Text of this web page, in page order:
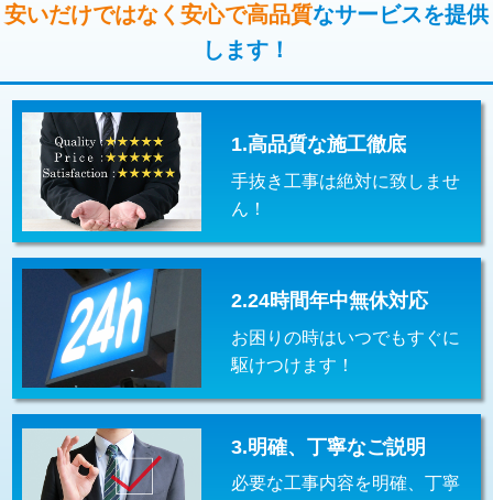
追加人工 16,500円
止水・漏水調査・防水処理・清掃・修
理・調整・分解・加工など（中作業）
22,000円
止水・漏水調査・防水処理・清掃・修
理・調整・分解・加工など（重作業）
33,000円
その他部品の脱着 8,800円～
交換・取付（タンク） 22,000円+材料費
交換・取付(単水栓（壁付・デッキ
式）)
13,200円+材料費
交換・取付(混合水栓（壁付・デッキ
式・ワンホール）)
16,500円+材料費
交換・取付(排水栓・排水トラップ
（P/S/ポップアップ））
22,000円+材料費
交換・取付（その他部品） 11,000円+材料費
持込商品取付（単水栓） 13,200円
安いだけではなく安心で高品質なサービスを提供
します！
1.高品質な施工徹底
手抜き工事は絶対に致しませ
ん！
2.24時間年中無休対応
お困りの時はいつでもすぐに
駆けつけます！
3.明確、丁寧なご説明
必要な工事内容を明確、丁寧